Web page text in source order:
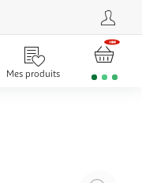
Mes produits